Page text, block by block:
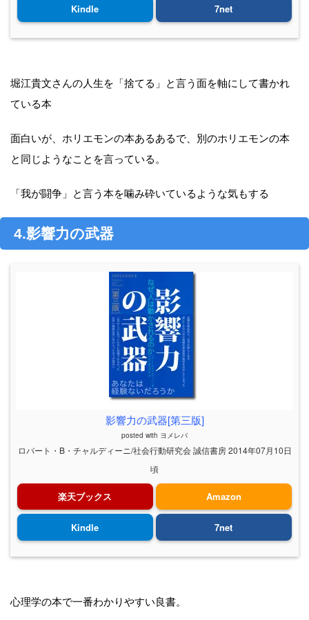
Kindle 7net
堀江貴文さんの人生を「捨てる」と言う面を軸にして書かれ
ている本
面白いが、ホリエモンの本あるあるで、別のホリエモンの本
と同じようなことを言っている。
「我が闘争」と言う本を噛み砕いているような気もする
4.影響力の武器
影響力の武器[第三版]
posted with ヨメレバ
ロバート・B・チャルディーニ/社会行動研究会 誠信書房 2014年07月10日
頃
楽天ブックス Amazon
Kindle 7net
心理学の本で一番わかりやすい良書。